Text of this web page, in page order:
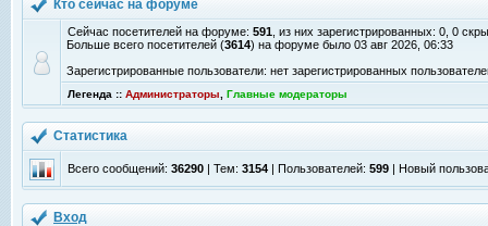
Кто сейчас на форуме
Сейчас посетителей на форуме: 591 , из них зарегистрированных: 0, 0
Больше всего посетителей (3614) на форуме было 03 авг 2026, 06:33
Зарегистрированные пользователи: нет зарегистрированных
Легенда :: Администраторы Главные модераторы
Статистика
Всего сообщений: 36290 | Тем: 3154 | Пользователей: 599 | Новый
Вход